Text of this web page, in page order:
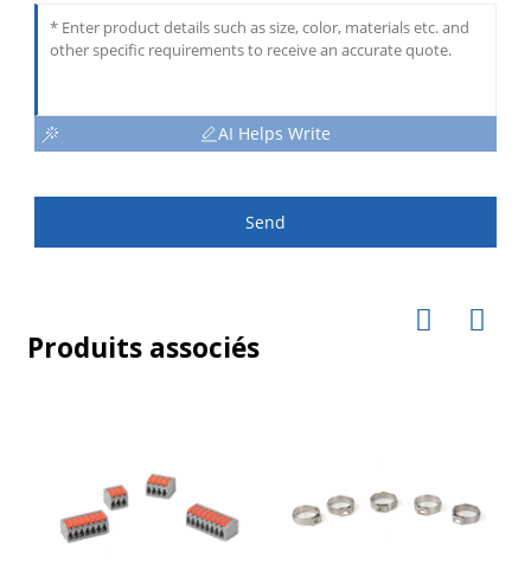
AI Helps Write
Send
Produits associés